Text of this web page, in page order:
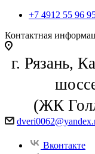
+7 4912 55 96
Контактная
г. Рязань,
(ЖК
Вконтакте